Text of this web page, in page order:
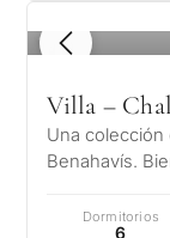
1 / 8
Villa –
Una colección
Benahavís.
Dormitorios
6